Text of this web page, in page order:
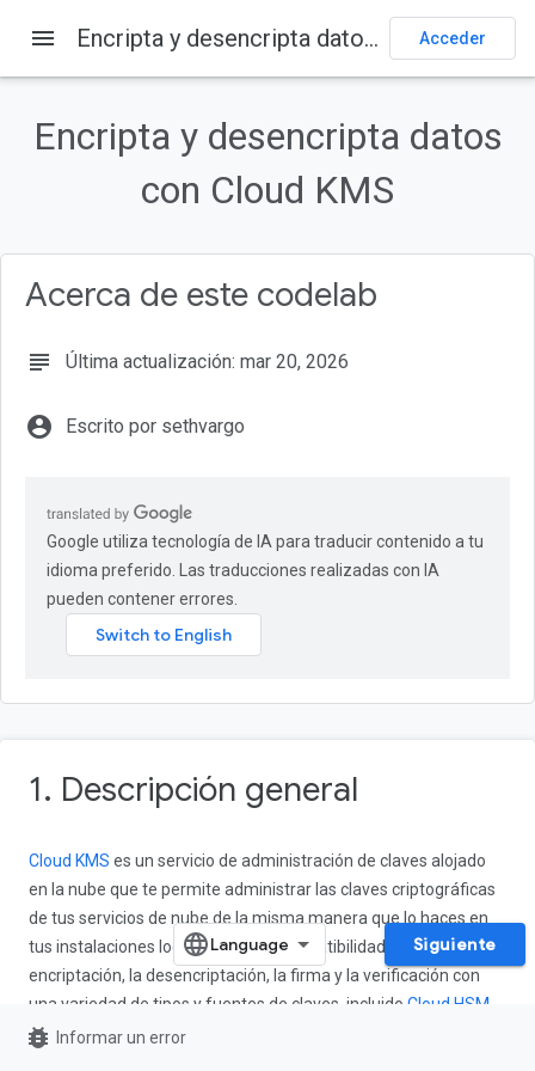
Aprenderás
Configuración del entorno de autoaprendizaje
Realiza una limpieza
menu Encripta y desencripta datos con Cloud KMS Acceder
Encripta y desencripta datos
con Cloud KMS
Acerca de este codelab
subject Última actualización: mar 20, 2026
account_circle Escrito por sethvargo
Google utiliza tecnología de IA para traducir contenido a tu
idioma preferido. Las traducciones realizadas con IA
pueden contener errores.
1. Descripción general
Cloud KMS es un servicio de administración de claves alojado
en la nube que te permite administrar las claves criptográficas
de tus servicios de nube de la misma manera que lo haces en
tus instalaciones locales. Incluye compatibilidad con la
encriptación, la desencriptación, la firma y la verificación con
una variedad de tipos y fuentes de claves, incluido Cloud HSM
para claves respaldadas por hardware. En este instructivo,
Siguiente
bug_report Informar un error